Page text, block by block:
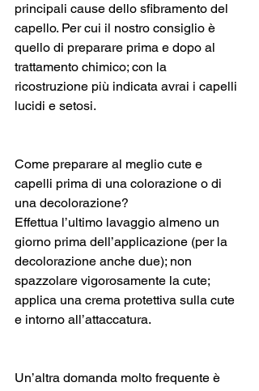
principali cause dello sfibramento del
capello. Per cui il nostro consiglio è
quello di preparare prima e dopo al
trattamento chimico; con la
ricostruzione più indicata avrai i capelli
lucidi e setosi.
Come preparare al meglio cute e
capelli prima di una colorazione o di
una decolorazione?
Effettua l’ultimo lavaggio almeno un
giorno prima dell’applicazione (per la
decolorazione anche due); non
spazzolare vigorosamente la cute;
applica una crema protettiva sulla cute
e intorno all’attaccatura.
Un’altra domanda molto frequente è